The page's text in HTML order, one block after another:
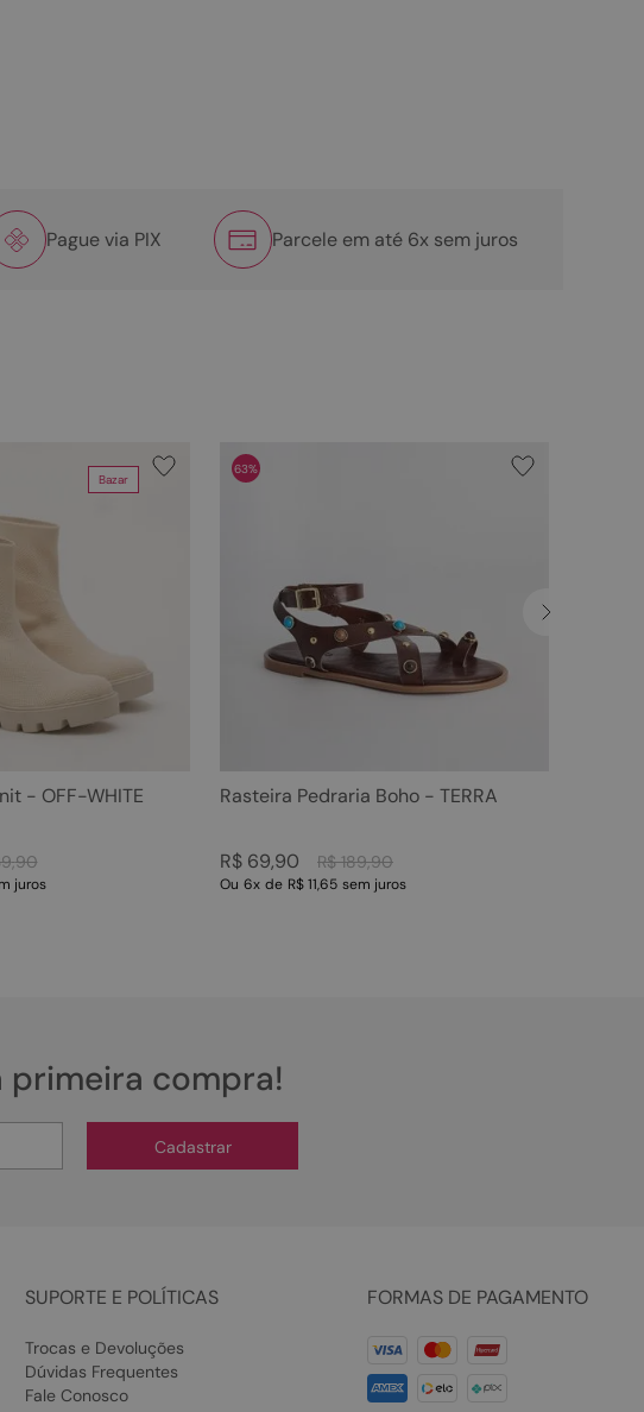
Pague via PIX Parcele em até 6x sem juros
Bazar
- OFF-WHITE
,90
juros
63%
Rasteira Pedraria Boho - TERRA
R$ 189,90
R$ 69,90
Ou 6x de R$ 11,65 sem juros
primeira compra!
Cadastrar
SUPORTE E POLÍTICAS
Trocas e Devoluções
Dúvidas Frequentes
Fale Conosco
FORMAS DE PAGAMENTO